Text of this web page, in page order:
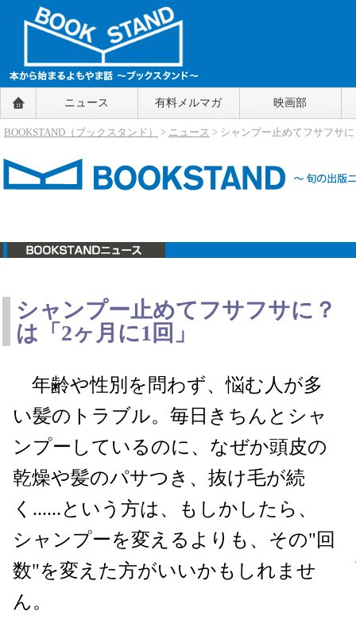
BOOKSTAND（ブックスタンド）
～本から始まるよもやま話～
BOOKSTAND（ブ
ニュース 有料メルマガ 映画部
BOOKSTAND（ブックスタンド） > ニュース > シャンプー止めてフサフサ
シャンプー止めてフサフサに？
は「2ヶ月に1回」
年齢や性別を問わず、悩む人が多
い髪のトラブル。毎日きちんとシャ
ンプーしているのに、なぜか頭皮の
乾燥や髪のパサつき、抜け毛が続
く......という方は、もしかしたら、
シャンプーを変えるよりも、その"回
数"を変えた方がいいかもしれませ
ん。